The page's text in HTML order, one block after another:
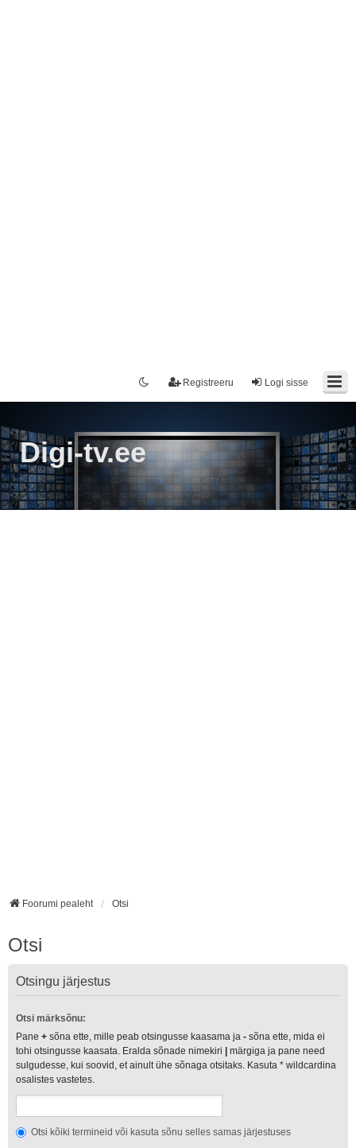
Logi sisse
Registreeru
Digi-tv.ee
Foorumi pealeht Otsi
Otsi
Otsingu järjestus
Otsi märksõnu:
Pane + sõna ette, mille peab otsingusse kaasama ja - sõna ette, mida ei
tohi otsingusse kaasata. Eralda sõnade nimekiri
märgiga ja pane need
sulgudesse, kui soovid, et ainult ühe sõnaga otsitaks. Kasuta * wildcardina
osalistes vastetes.
Otsi kõiki termineid või kasuta sõnu selles samas järjestuses